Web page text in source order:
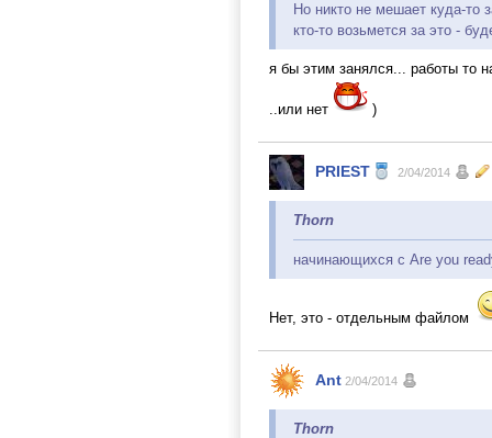
Но никто не мешает куда-то
кто-то возьмется за это -
я бы этим занялся... работы то
..или нет )
PRIEST 2/04/2014
Thorn
начинающихся с Are you
Нет, это - отдельным файлом
Ant 2/04/2014
Thorn